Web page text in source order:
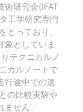
術研究会(IFAT
工学研究専門
とっており、
象としていま
テクニカルノ
カルノートで
行途中での速
の比較実験や
せん。